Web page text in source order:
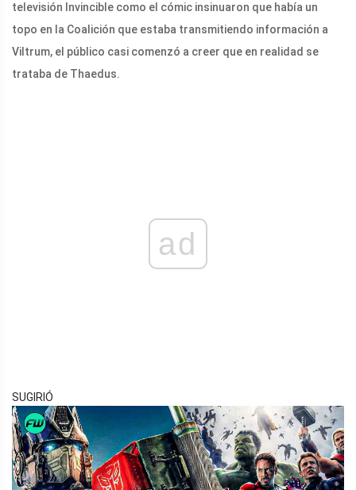
televisión Invincible como el cómic insinuaron que había un
topo en la Coalición que estaba transmitiendo información a
Viltrum, el público casi comenzó a creer que en realidad se
trataba de Thaedus.
ad
SUGIRIÓ